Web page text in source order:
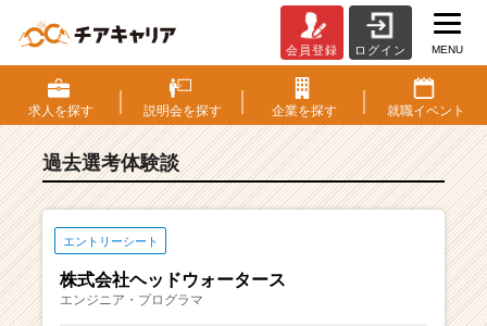
S・
選
考
験
ベ
ン
会員登録 ログイン MENU
求人を探す 説明会を探す 企業を探す 就職イベント
過去選考体験談
エントリーシート
株式会社ヘッドウォータース
エンジニア・プログラマ